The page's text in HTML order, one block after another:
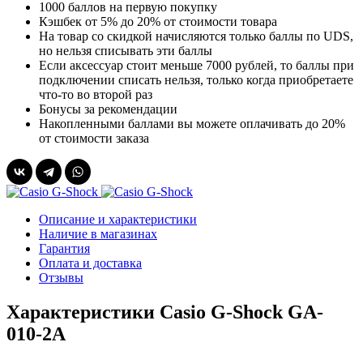
1000 баллов на первую покупку
Кэшбек от 5% до 20% от стоимости товара
На товар со скидкой начисляются только баллы по UDS,
но нельзя списывать эти баллы
Если аксессуар стоит меньше 7000 рублей, то баллы при
подключении списать нельзя, только когда приобретаете
что-то во второй раз
Бонусы за рекомендации
Накопленными баллами вы можете оплачивать до 20%
от стоимости заказа
Описание и характеристики
Наличие в магазинах
Гарантия
Оплата и доставка
Отзывы
Характеристики Casio G-Shock GA-
010-2A